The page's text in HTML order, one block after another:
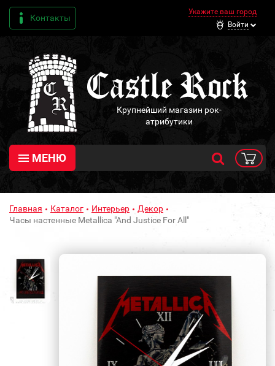
Контакты
Укажите ваш город
Войти
Крупнейший магазин рок-
атрибутики
МЕНЮ
Главная Каталог Интерьер
Декор
Часы настенные Metallica "And Justice For All"